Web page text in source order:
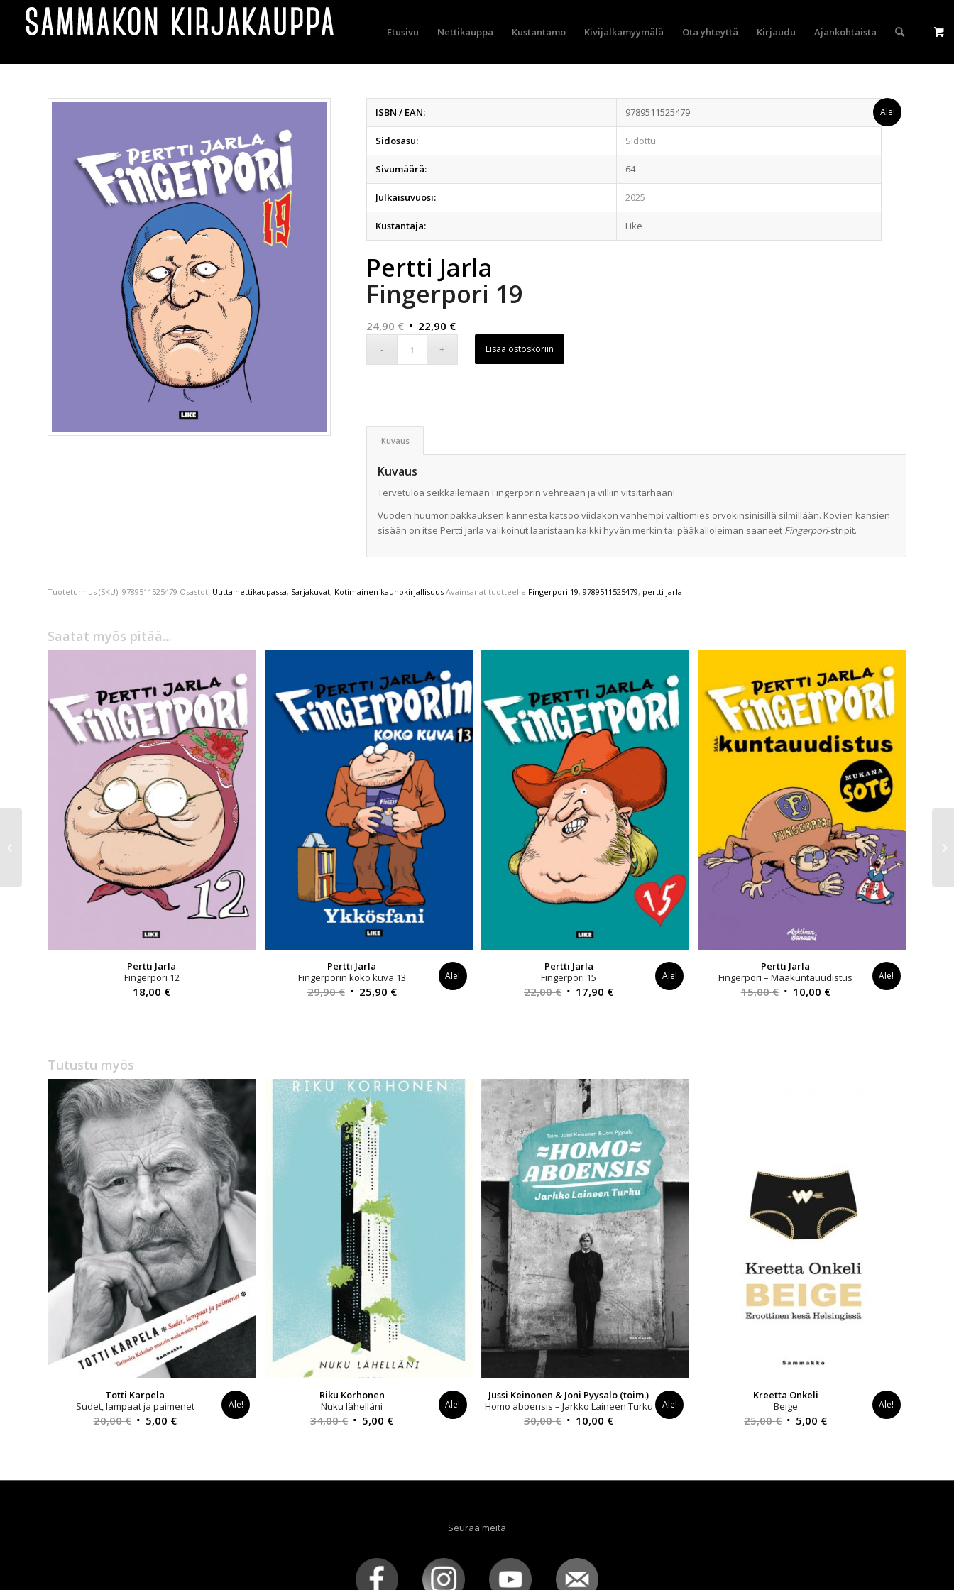
Etusivu Nettikauppa Kustantamo Kivijalkamyymälä Ota yhteyttä Kirjaudu Ajankohtaista
Ale!
ISBN / EAN: 9789511525479
Sidosasu: Sidottu
Sivumäärä: 64
Julkaisuvuosi: 2025
Kustantaja: Like
Pertti Jarla
Fingerpori 19
24,90€ Alkuperäinen
22,90 €Nykyinen
Lisää ostoskoriin
Kuvaus
Kuvaus
Tervetuloa seikkailemaan Fingerporin vehreään ja villiin vitsitarhaan!
Vuoden huumoripakkauksen kannesta katsoo viidakon vanhempi valtiomies orvokinsinisillä silmillään. Kovien kansien
sisään on itse Pertti Jarla valikoinut laaristaan kaikki hyvän merkin tai pääkalloleiman saaneet Fingerpori-stripit.
Tuotetunnus (SKU): 9789511525479 Osastot: Uutta nettikaupassa, Sarjakuvat, Kotimainen kaunokirjallisuus Avainsanat tuotteelle Fingerpori 19, 9789511525479, pertti jarla
Saatat myös pitää...
Pertti Jarla
Fingerpori 12
18,00 €
Pertti Jarla
Fingerporin koko kuva 13
29,90€ Alkuperäinen
25,90 €Nykyinen
Ale!
Pertti Jarla
Fingerpori 15
22,00€ Alkuperäinen
17,90 €Nykyinen
Ale!
Pertti Jarla
Fingerpori – Maakuntauudistus
15,00€ Alkuperäinen
10,00 €Nykyinen
Ale!
Tutustu myös
Totti Karpela
Sudet, lampaat ja paimenet
20,00€ Alkuperäinen
5,00 €Nykyinen
Ale!
Riku Korhonen
Nuku lähelläni
34,00€ Alkuperäinen
5,00 €Nykyinen
Ale!
Jussi Keinonen & Joni Pyysalo (toim.)
Homo aboensis – Jarkko Laineen Turku
30,00€ Alkuperäinen
10,00 €Nykyinen
Ale!
Kreetta Onkeli
Beige
25,00€ Alkuperäinen
5,00 €Nykyinen
Ale!
Seuraa meitä
Antti Hurskainen
Musta rauha ja muita
esseitä Juha